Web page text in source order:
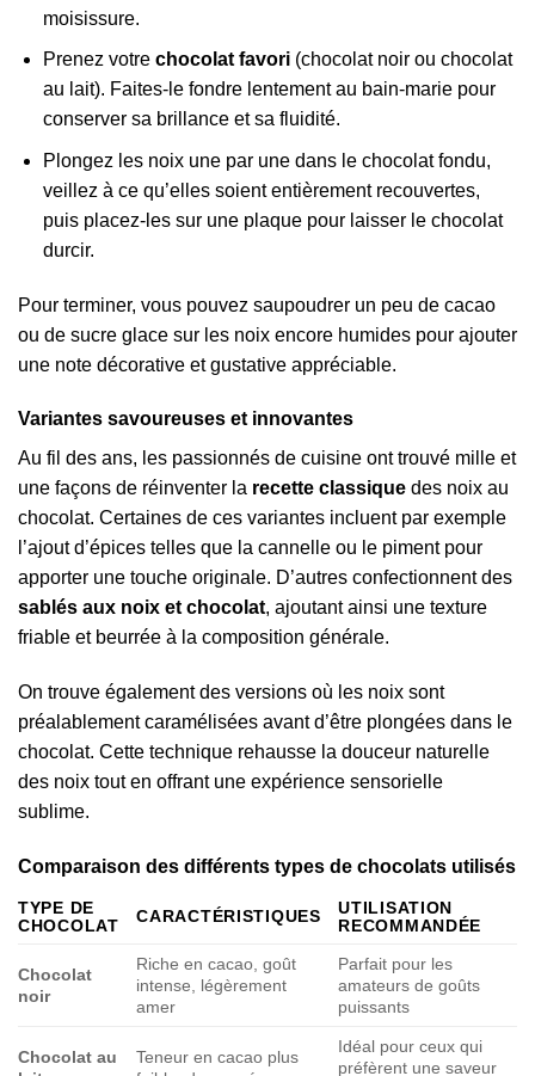
moisissure.
Prenez votre chocolat favori(chocolat noir ou chocolat
au lait). Faites-le fondre lentement au bain-marie pour
conserver sa brillance et sa fluidité.
Plongez les noix une par une dans le chocolat fondu,
veillez à ce qu’elles soient entièrement recouvertes,
puis placez-les sur une plaque pour laisser le chocolat
durcir.
Pour terminer, vous pouvez saupoudrer un peu de cacao
ou de sucre glace sur les noix encore humides pour ajouter
une note décorative et gustative appréciable.
Variantes savoureuses et innovantes
Au fil des ans, les passionnés de cuisine ont trouvé mille et
une façons de réinventer la recette classique des noix au
chocolat. Certaines de ces variantes incluent par exemple
l’ajout d’épices telles que la cannelle ou le piment pour
apporter une touche originale. D’autres confectionnent des
sablés aux noix et chocolat, ajoutant ainsi une texture
friable et beurrée à la composition générale.
On trouve également des versions où les noix sont
préalablement caramélisées avant d’être plongées dans le
chocolat. Cette technique rehausse la douceur naturelle
des noix tout en offrant une expérience sensorielle
sublime.
Comparaison des différents types de chocolats utilisés
TYPE DE
CHOCOLAT
CARACTÉRISTIQUES
UTILISATION
RECOMMANDÉE
Chocolat
noir
Riche en cacao, goût
intense, légèrement
amer
Parfait pour les
amateurs de goûts
puissants
Chocolat au
Teneur en cacao plus
Idéal pour ceux qui
préfèrent une saveur